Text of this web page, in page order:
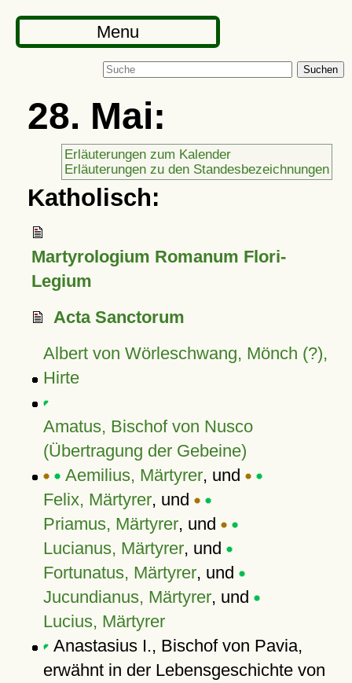
Menu
Suchen
28. Mai:
Erläuterungen zum Kalender
Erläuterungen zu den Standesbezeichnungen
Katholisch:
Martyrologium Romanum Flori-
Legium
Acta Sanctorum
Albert von Wörleschwang, Mönch (?),
Hirte
Amatus, Bischof von Nusco
(Übertragung der Gebeine)
Aemilius, Märtyrer, und
Felix, Märtyrer, und
Priamus, Märtyrer, und
Lucianus, Märtyrer, und
Fortunatus, Märtyrer, und
Jucundianus, Märtyrer, und
Lucius, Märtyrer
Anastasius I., Bischof von Pavia,
erwähnt in der Lebensgeschichte von